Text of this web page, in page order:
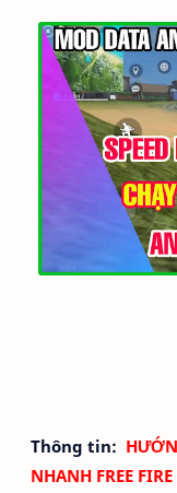
Thông tin:
NHANH FREE